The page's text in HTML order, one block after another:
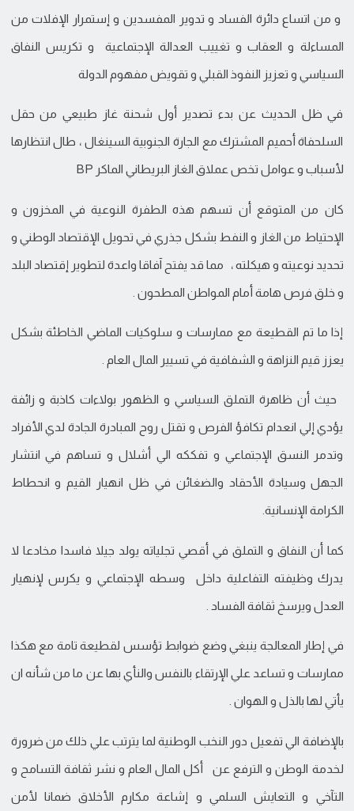
و من اتساع دائرة الفساد و تدوير المفسدين و إستمرار الإفلات من
المساءلة و العقاب و تغييب العدالة الإجتماعية و تكريس النفاق
السياسي و تعزيز النفوذ القبلي و تقويض مفهوم الدولة
في ظل الحديث عن بدء تصدير أول شحنة غاز طبيعي من حقل
السلحفاة أحميم المشترك مع الجارة الجنوبية السينغال ، طال انتظارها
لأسباب و عوامل تخص عملاق الغاز البريطاني الماكر BP
كان من المتوقع أن تسهم هذه الطفرة النوعية في المخزون و
الإحتياط من الغاز و النفط بشكل جذري في تحويل الإقتصاد الوطني و
تحديد نوعيته و هيكلته ، مما قد يفتح آفاقا واعدة لتطوير إقتصاد البلد
و خلق فرص هامة أمام المواطن المطحون .
إذا ما تم القطيعة مع ممارسات و سلوكيات الماضي الخاطئة بشكل
يعزز قيم النزاهة و الشفافية في تسيير المال العام .
حيث أن ظاهرة التملق السياسي و الظهور بولاءات كاذبة و زائفة
يؤدي إلي انعدام تكافؤ الفرص و تقتل روح المبادرة الجادة لدي الأفراد
وتدمر النسق الإجتماعي و تفككه الي أشلال و تساهم في انتشار
الجهل وسيادة الأحقاد والضغائن في ظل انهيار القيم و انحطاط
الكرامة الإنسانية.
كما أن النفاق و التملق في أقصي تجلياته يولد جيلا فاسدا مخادعا لا
يدرك وظيفته التفاعلية داخل وسطه الإجتماعي و يكرس لإنهيار
العدل ويرسخ ثقافة الفساد .
في إطار المعالجة ينبغي وضع ضوابط تؤسس لقطيعة تامة مع هكذا
ممارسات و تساعد علي الإرتقاء بالنفس والنأي بها عن ما من شأنه ان
يأتي لها بالذل و الهوان .
بالإضافة الي تفعيل دور النخب الوطنية لما يترتب علي ذلك من ضرورة
لخدمة الوطن و الترفع عن أكل المال العام و نشر ثقافة التسامح و
التآخي و التعايش السلمي و إشاعة مكارم الأخلاق ضمانا لأمن